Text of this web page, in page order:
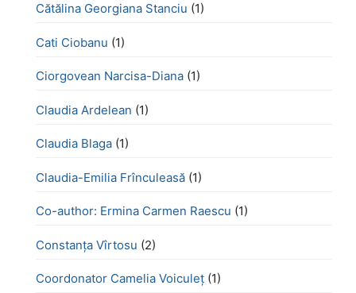
Cătălina Georgiana Stanciu (1)
Cati Ciobanu (1)
Ciorgovean Narcisa-Diana (1)
Claudia Ardelean (1)
Claudia Blaga (1)
Claudia-Emilia Frînculeasă (1)
Co-author: Ermina Carmen Raescu (1)
Constanța Vîrtosu (2)
Coordonator Camelia Voiculeț (1)